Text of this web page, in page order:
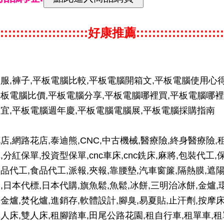
::::::::::::::::::::::好康推薦::::::::::::::::::::::
,褲子,平板電腦比較,平板電腦開箱文,平板電腦使用心
電腦比價,平板電腦分享,平板電腦哪裡買,平板電腦哪裡
,平板電腦週年慶,平板電腦電腦展,平板電腦採購指南
,網路花店,泰迪熊,CNC,中古機械,醫療險,終身醫療險,租
分紅保單,投資型保單,cnc車床,cnc銑床,麻將,包裝代工,
代工,食品代工,派報,夾報,靠腰墊,汽車窗簾,隔熱膜,遮
日本代標,日本代購,旗魚鬆,魚鬆,冰餅,三明治冰餅,金爐,
爐,焚化爐,進銷存,軟體設計,腳臭,易夏貼,止汗劑,按摩
床,雙人床,租腳踏車,田尾公路花園,租自行車,租單車,